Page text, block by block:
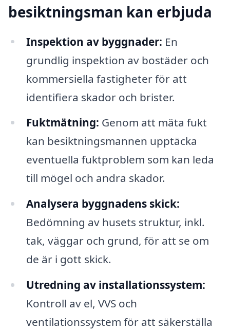
besiktningsman kan erbjuda
Inspektion av byggnader: En
grundlig inspektion av bostäder och
kommersiella fastigheter för att
identifiera skador och brister.
Fuktmätning: Genom att mäta fukt
kan besiktningsmannen upptäcka
eventuella fuktproblem som kan leda
till mögel och andra skador.
Analysera byggnadens skick:
Bedömning av husets struktur, inkl.
tak, väggar och grund, för att se om
de är i gott skick.
Utredning av installationssystem:
Kontroll av el, VVS och
ventilationssystem för att säkerställa